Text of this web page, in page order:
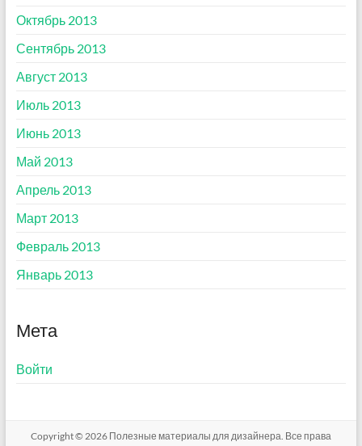
Октябрь 2013
Сентябрь 2013
Август 2013
Июль 2013
Июнь 2013
Май 2013
Апрель 2013
Март 2013
Февраль 2013
Январь 2013
Мета
Войти
Copyright © 2026 Полезные материалы для дизайнера. Все права